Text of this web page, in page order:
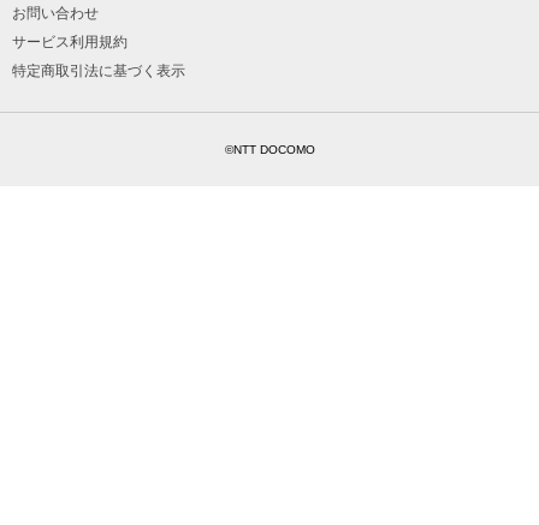
お問い合わせ
サービス利用規約
特定商取引法に基づく表示
©NTT DOCOMO